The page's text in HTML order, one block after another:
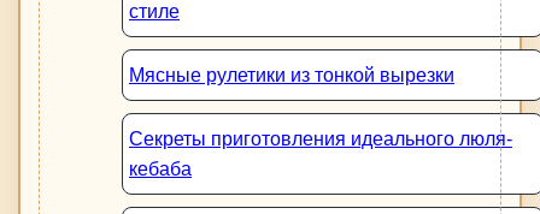
стиле
Мясные рулетики из тонкой вырезки
Секреты приготовления идеального люля-
кебаба